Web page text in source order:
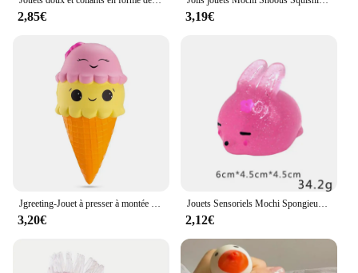
2,85€ 3,19€
Jgreeting-Jouet à presser à montée lente pour enfants, gâteau de pop-corn mignon, hamburger spongieux, lait de Nairobi orn, institut souligné parfumé, cadeau amusant
3,20€
Jouets Sensoriels Mochi Spongieux à Paillettes pour Enfant, Balle Soulignée, en Poudre, Amusant, Doux, Anti-Stress, Kawaii
2,12€